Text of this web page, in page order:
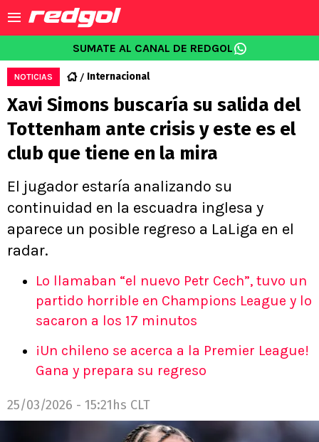
SUMATE AL CANAL DE REDGOL
NOTICIAS Internacional
Xavi Simons buscaría su salida del
Tottenham ante crisis y este es el
club que tiene en la mira
El jugador estaría analizando su
continuidad en la escuadra inglesa y
aparece un posible regreso a LaLiga en el
radar.
Lo llamaban “el nuevo Petr Cech”, tuvo un
partido horrible en Champions League y lo
sacaron a los 17 minutos
¡Un chileno se acerca a la Premier League!
Gana y prepara su regreso
25/03/2026 - 15:21hs CLT